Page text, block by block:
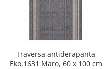
Traversa antiderapanta
Eko,1631 Maro, 60 x 100 cm